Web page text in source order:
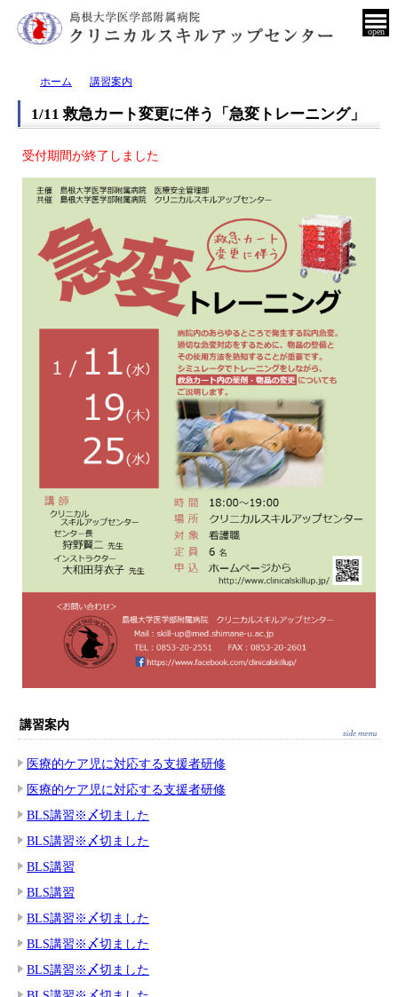
open
ホーム 講習案内
1/11 救急カート変更に伴う「急変トレーニング」
受付期間が終了しました
講習案内
医療的ケア児に対応する支援者研修
医療的ケア児に対応する支援者研修
BLS講習※〆切ました
BLS講習※〆切ました
BLS講習
BLS講習
BLS講習※〆切ました
BLS講習※〆切ました
BLS講習※〆切ました